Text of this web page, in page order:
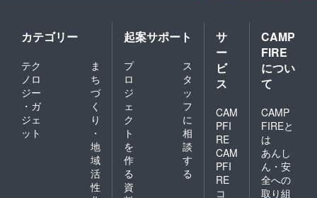
だ一品
です。
・ご飯
のお友
や焼肉
一緒に
・純米
酒（ぬ
る燗）
の肴に
も抜群
です ＊
北の三
のリ
ターン
に貼付
された
ラベル
書きを
ご確認
くださ
い。」
カテゴリー
テク
ノロ
ジー
・ガ
ジェ
ット
ま
ち
づ
く
り
・
地
域
活
性
起案サポート
プ
ロ
ジ
ェ
ク
ト
を
作
る
ス
タ
ッ
フ
に
相
談
す
る
資
サ
ー
ビ
ス
CAM
PFI
RE
CAM
PFI
RE
コ
CAMP
FIRE
につい
て
CAMP
FIREと
は
あんし
ん・安
全への
取り組